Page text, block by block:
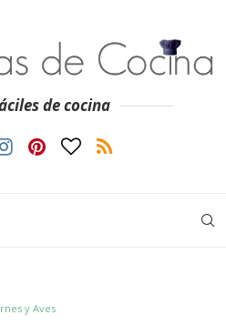
de cocina
y Aves